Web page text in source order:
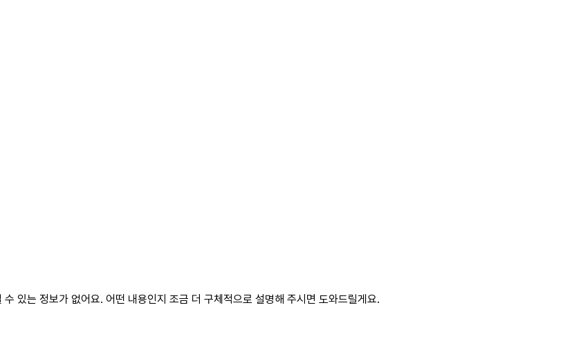
있는 정보가 없어요. 어떤 내용인지 조금 더 구체적으로 설명해 주시면 도와드릴게요.